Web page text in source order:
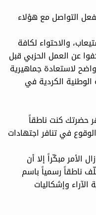
التواصل مع هؤلاء
والاحتواء لكافة
عن العمل الحزبي قبل
لاستعادة جماهيرية
الوطنية الكردية في
حضرتك كنت ناطقاً
في تنافر اجتهادات
الأمر مبكّراً إلا أن
ناطقاً رسمياً باسم
وإشكاليات